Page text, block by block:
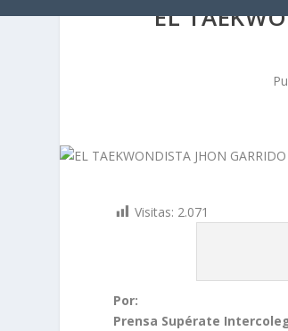
EL
Visitas: 2.071
Por:
Prensa Supérate